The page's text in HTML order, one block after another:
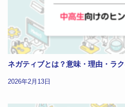
ネガティブとは？意味・理由・ラ
2026年2月13日